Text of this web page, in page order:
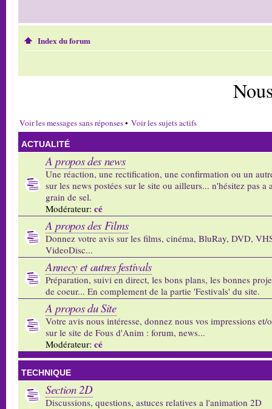
Index du forum
Voir les messages sans réponses• Voir les sujets actifs
ACTUALITÉ
A propos des news
Une réaction, une rectification, une confirmation ou un
sur les news postées sur le site ou ailleurs... n'hésitez pas a
grain de sel.
Modérateur: cé
A propos des Films
Donnez votre avis sur les films, cinéma, BluRay, DVD,
VideoDisc...
Annecy et autres festivals
Préparation, suivi en direct, les bons plans, les bonnes
de coeur... En complement de la partie 'Festivals' du site.
A propos du Site
Votre avis nous intéresse, donnez nous vos impressions et/
sur le site de Fous d'Anim : forum, news...
Modérateur: cé
TECHNIQUE
Section 2D
Discussions, questions, astuces relatives a l'animation 2D